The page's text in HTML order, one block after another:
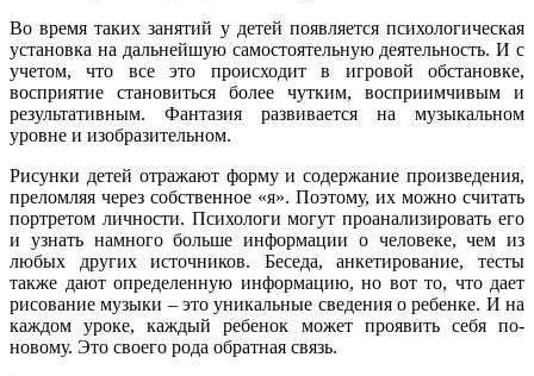
Во время таких занятий у детей появляется психологическая
установка на дальнейшую самостоятельную деятельность. И с
учетом, что все это происходит в игровой обстановке,
восприятие становиться более чутким, восприимчивым и
результативным. Фантазия развивается на музыкальном
уровне и изобразительном.
Рисунки детей отражают форму и содержание произведения,
преломляя через собственное «я». Поэтому, их можно считать
портретом личности. Психологи могут проанализировать его
и узнать намного больше информации о человеке, чем из
любых других источников. Беседа, анкетирование, тесты
также дают определенную информацию, но вот то, что дает
рисование музыки – это уникальные сведения о ребенке. И на
каждом уроке, каждый ребенок может проявить себя по-
новому. Это своего рода обратная связь.